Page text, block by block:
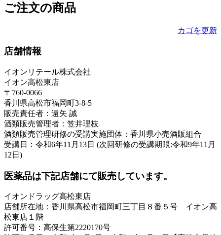
ご注文の商品
カゴを更新
店舗情報
イオンリテール株式会社
イオン高松東店
〒760-0066
香川県高松市福岡町3-8-5
販売責任者：遠矢 誠
酒類販売管理者：笠井理枝
酒類販売管理研修の受講実施団体：香川県小売酒販組合
受講日：令和6年11月13日 (次回研修の受講期限:令和9年11月
12日)
医薬品は下記店舗にて販売しています。
イオンドラッグ高松東店
店舗所在地：香川県高松市福岡町三丁目８番５号 イオン高
松東店１階
許可番号：高保生第2220170号